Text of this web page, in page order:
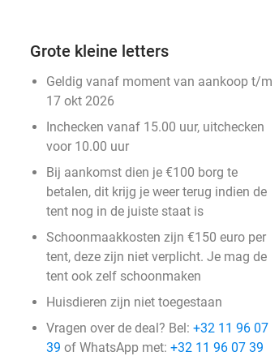
Grote kleine letters
Geldig vanaf moment van aankoop t/m
17 okt 2026
Inchecken vanaf 15.00 uur, uitchecken
voor 10.00 uur
Bij aankomst dien je €100 borg te
betalen, dit krijg je weer terug indien de
tent nog in de juiste staat is
Schoonmaakkosten zijn €150 euro per
tent, deze zijn niet verplicht. Je mag de
tent ook zelf schoonmaken
Huisdieren zijn niet toegestaan
Vragen over de deal? Bel: +32 11 96 07
39 of WhatsApp met: +32 11 96 07 39